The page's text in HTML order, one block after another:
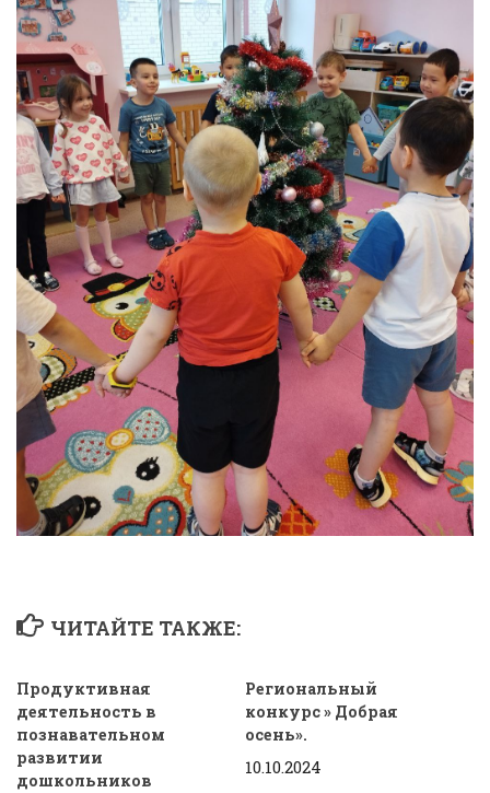
ЧИТАЙТЕ ТАКЖЕ:
Продуктивная
деятельность в
познавательном
развитии
дошкольников
Региональный
конкурс » Добрая
осень».
10.10.2024